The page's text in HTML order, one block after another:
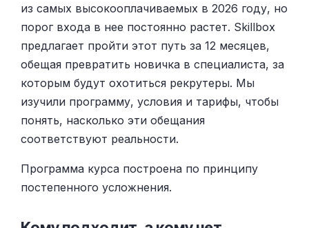
из самых высокооплачиваемых в 2026 году, но
порог входа в нее постоянно растет. Skillbox
предлагает пройти этот путь за 12 месяцев,
обещая превратить новичка в специалиста, за
которым будут охотиться рекрутеры. Мы
изучили программу, условия и тарифы, чтобы
понять, насколько эти обещания
соответствуют реальности.
Программа курса построена по принципу
постепенного усложнения.